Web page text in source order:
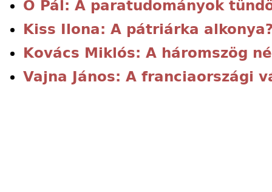
Ó Pál: A paratudományok
Kiss Ilona: A pátriárka
Kovács Miklós: A háromszög
Vajna János: A franciaországi